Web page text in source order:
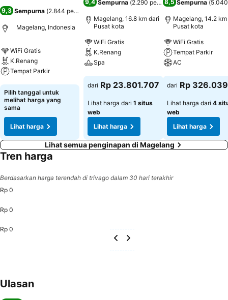
9,3 Sempurna (2.844 penilaian
Magelang, Indonesia
WiFi Gratis
K.Renang
Tempat Parkir
Lihat harga
Pilih tanggal untuk
melihat harga yang
sama
Lihat harga
9,4 Sempurna (2.290 penilaian)
Magelang, 16.8 km dari
Pusat kota
WiFi Gratis
K.Renang
Spa
Lihat harga
dari Rp 23.801.707
Lihat harga dari 1 situs
web
Lihat harga
8,5 Sempurna (
Magelang, 14.2
Pusat kota
WiFi Gratis
Tempat Parkir
AC
Lihat harga
dari Rp 326.039
Lihat harga dari 4
web
Lihat harga
Lihat semua penginapan di Magelang
Tren harga
Berdasarkan harga terendah di trivago dalam 30 hari terakhir
Rp 0
Rp 0
Rp 0
Ulasan